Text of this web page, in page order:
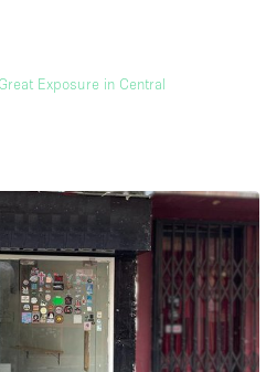
Exposure in Central